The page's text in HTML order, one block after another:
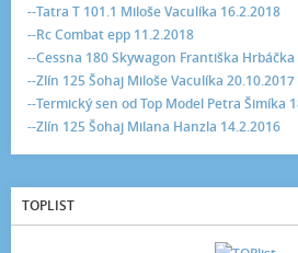
--Tatra T 101.1 Miloše Vaculíka 16.2.2018
--Rc Combat epp 11.2.2018
--Cessna 180 Skywagon Františka Hrbáčka
--Zlín 125 Šohaj Miloše Vaculíka 20.10.2017
--Termický sen od Top Model Petra Šimíka
--Zlín 125 Šohaj Milana Hanzla 14.2.2016
TOPLIST